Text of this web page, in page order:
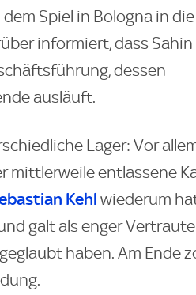
Spiel in Bologna in
informiert, dass
dessen
ausläuft.
Lager: Vor
mittlerweile entlassene
Kehl wiederum
galt als enger
haben. Am Ende